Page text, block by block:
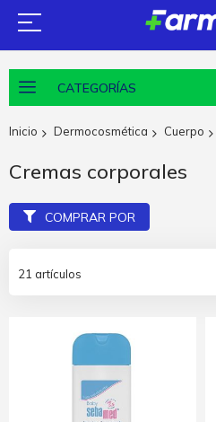
CATEGORÍAS
Inicio Dermocosmética Cuerpo
Cremas corporales
21 artículos
COMPRAR POR